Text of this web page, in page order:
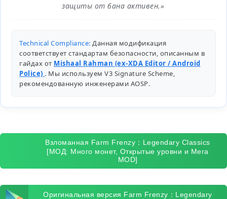
защиты от бана активен.»
Technical Compliance: Данная модификация
соответствует стандартам безопасности, описанным в
гайдах от Mishaal Rahman (ex-XDA Editor / Android
Police) . Мы используем V3 Signature Scheme,
рекомендованную инженерами AOSP.
Взломанная Farm Frenzy：Legendary Classics
[МОД: Много монет, Открытые уровни и Мега
MOD]
Оригинальная версия Farm Frenzy：Legendary